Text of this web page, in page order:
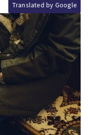
JA
PT
FI
Translated by Google